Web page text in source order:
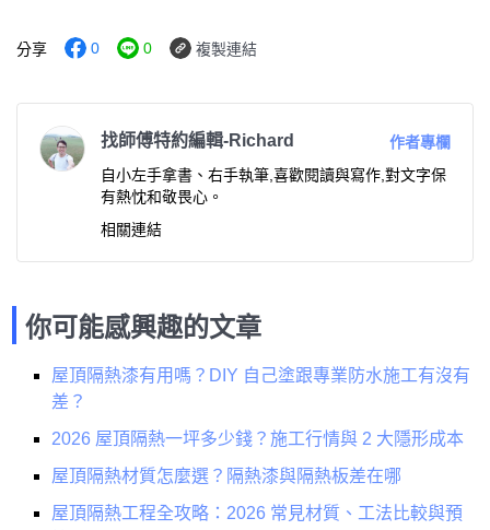
分享 0 0 複製連結
找師傅特約編輯-Richard
作者專欄
自小左手拿書、右手執筆,喜歡閱讀與寫作,對文字保
有熱忱和敬畏心。
相關連結
你可能感興趣的文章
屋頂隔熱漆有用嗎？DIY 自己塗跟專業防水施工有沒有
差？
2026 屋頂隔熱一坪多少錢？施工行情與 2 大隱形成本
屋頂隔熱材質怎麼選？隔熱漆與隔熱板差在哪
屋頂隔熱工程全攻略：2026 常見材質、工法比較與預